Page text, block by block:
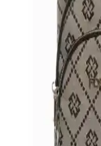
Fossil 05FS22Y303 Bej Omuz
suni deri malzemesiyle
ve güvenli fermuarlı iç
Fossil FFS4812İE
Dayanıklılığı Bir
Fossil FFS4812İE, dayanıklı
suya dayanıklı ve analog
kullanımlar için ideal, yüksek
Fossil Kahverengi
Günlük Kullanım İçin